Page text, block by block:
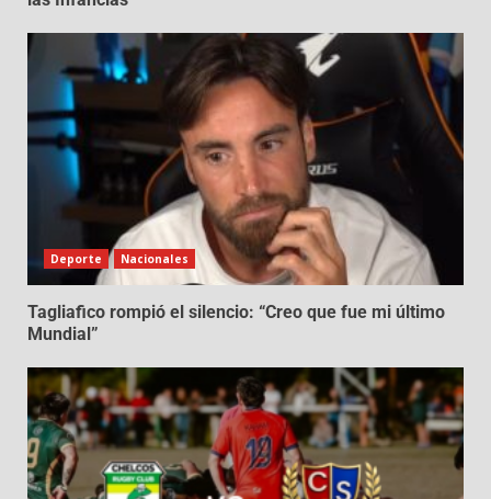
Deporte Nacionales
Tagliafico rompió el silencio: “Creo que fue mi último
Mundial”